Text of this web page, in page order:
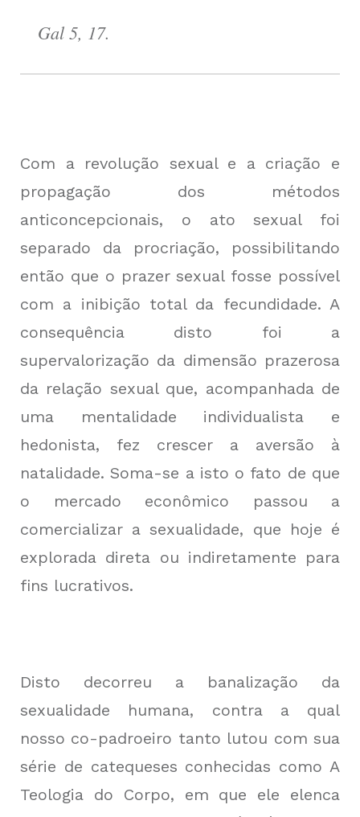
Gal 5, 17.
Com a revolução sexual e a criação e
propagação dos métodos
anticoncepcionais, o ato sexual foi
separado da procriação, possibilitando
então que o prazer sexual fosse possível
com a inibição total da fecundidade. A
consequência disto foi a
supervalorização da dimensão prazerosa
da relação sexual que, acompanhada de
uma mentalidade individualista e
hedonista, fez crescer a aversão à
natalidade. Soma-se a isto o fato de que
o mercado econômico passou a
comercializar a sexualidade, que hoje é
explorada direta ou indiretamente para
fins lucrativos.
Disto decorreu a banalização da
sexualidade humana, contra a qual
nosso co-padroeiro tanto lutou com sua
série de catequeses conhecidas como A
Teologia do Corpo, em que ele elenca